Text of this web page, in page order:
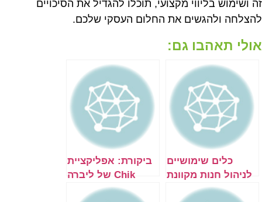
זה ושימוש בליווי מקצועי, תוכלו להגדיל את הסיכויים
להצלחה ולהגשים את החלום העסקי שלכם.
אולי תאהבו גם:
כלים שימושיים
לניהול חנות מקוונת
בוורדפרס ובוויקס
ביקורת: אפליקציית
Chik של ליברה